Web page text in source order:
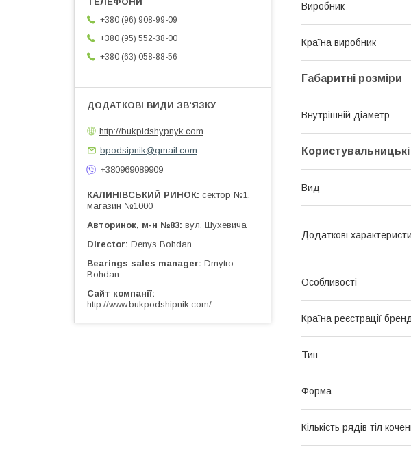
Виробник
Країна виробник
Габаритні розміри
Внутрішній діаметр
Вид
Додаткові
Особливості
Країна реєстрації
Тип
Форма
Кількість рядів тіл
+380 (96) 908-99-09
+380 (95) 552-38-00
+380 (63) 058-88-56
http://bukpidshypnyk.com
bpodsipnik@gmail.com
+380969089909
КАЛИНІВСЬКИЙ РИНОК сектор №1,
магазин №1000
Авторинок, м-н №83 вул. Шухевича
Director Denys Bohdan
Bearings sales manager Dmytro
Bohdan
Сайт компанії
http://www.bukpodshipnik.com/